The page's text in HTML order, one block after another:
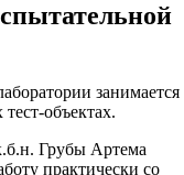
занимается
объектах.
Грубы Артема
практически со